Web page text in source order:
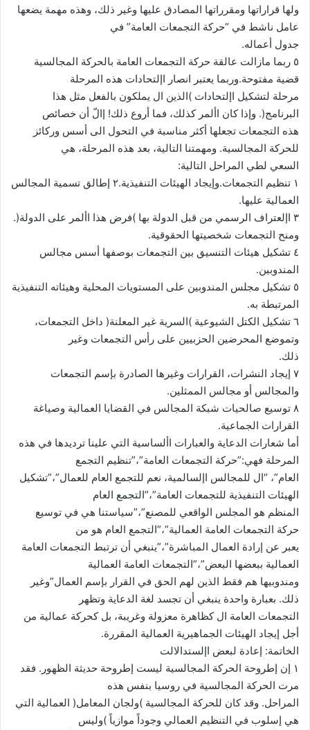
ولها قراراتها ومقرراتها المصادق عليها وغير ذلك، وهذه مهمة يضعها
عامل ناشط في “حركة التجمعات العامة” في
جدول أعماله.
٥ ربما مازالت عالقة حركة التجمعات العامة بالحركة المجالسية
قضية مفتوحة.وربما يعتبر انصار اإلتحادات هذه المرحلة
مرحلة لتشكيل اإلتحادات )الذين ال يملكون بالفعل مثل هذا
البرنامج(. وإذا كان األمر كذلك، فما أروع ذلك! إالّ أن خصائص
هذه التجمعات تجعلها أكثر مناسبة في التحول الى أسس وركائز
للحركة المجالسية. ومهمتنا التالية، بعد هذه المرحلة، هي
السعي لطي المراحل التالية:
١ تنظيم التجمعات.وإيجاد الهيئات التنفيذية.٢ إطالق تسمية المجالس
العمالية عليها.
٣ اإلعتراف الرسمي من قبل الدولة بها )فرض هذا األمر على الدولة(.
ومنح التجمعات شخصيتها الحقوقية.
٤ تشكيل هيئات التنسيق بين التجمعات بوصفها أسس مجالس
المندوبين.
٥ تشكيل مجلس المندوبين على المستويات المحلية وهيئاته التنفيذية
المرتبطة به.
٦ تشكيل الكتل الشيوعية )السرية غير المعلنة( داخل التجمعات،
وتموضع المحرضين الحزبيين على رأس التجمعات وغير
ذلك.
٧ إيجاد النشرات، القرارات وغيرها الصادرة بإسم التجمعات
والمجالس أو مجالس الممثلين.
٨ توسيع صالحيات شبكة المجالس في القضايا العمالية وصياغة
القرارات الجماعية.
أما شعارات الدعاية والعبارات األساسية التي علينا ترديدها في هذه
المرحلة فهي:”حركة التجمعات العامة”،”تنظيم التجمع
العام”، “ال للمجالس اإلسالمية، نعم للتجمع العام للعمال”،”تشكيل
الهيئات التنفيذية للتجمعات العامة”،”التجمع العام
المنظم هو المجلس الواقعي للمصنع”،”سياستنا هي في توسيع
حركة التجمعات العامة العمالية”،”التجمع العام هو من
يعبر عن إرادة العمال المباشرة”،”ينبغي أن ترتبط التجمعات العامة
العمالية ببعضها البعض”،”التجمعات العامة العمالية
ومندوبيها هم فقط الذين لهم الحق في القرار بإسم العمال”وغير
ذلك. بعبارة واحدة ينبغي أن تجسد لغة الدعاية وتظهر
التجمعات العامة ال كظاهرة معزولة وغريبة، بل كحركة عمالية من
أجل إيجاد الهيئات الجماهيرية العمالية المقررة.
الخاتمة: إعادة لبعض اإلستدالالت
١ إن إطروحة الحركة المجالسية ليست إطروحة حديثة الظهور. فقد
مرت الحركة المجالسية في روسيا بنفس هذه
المراحل. وقد كان للحركة المجالسية )ولجان المعامل( العمالية التي
هي إسلوب في التنظيم العمالي وجوداً موازياً )وليس